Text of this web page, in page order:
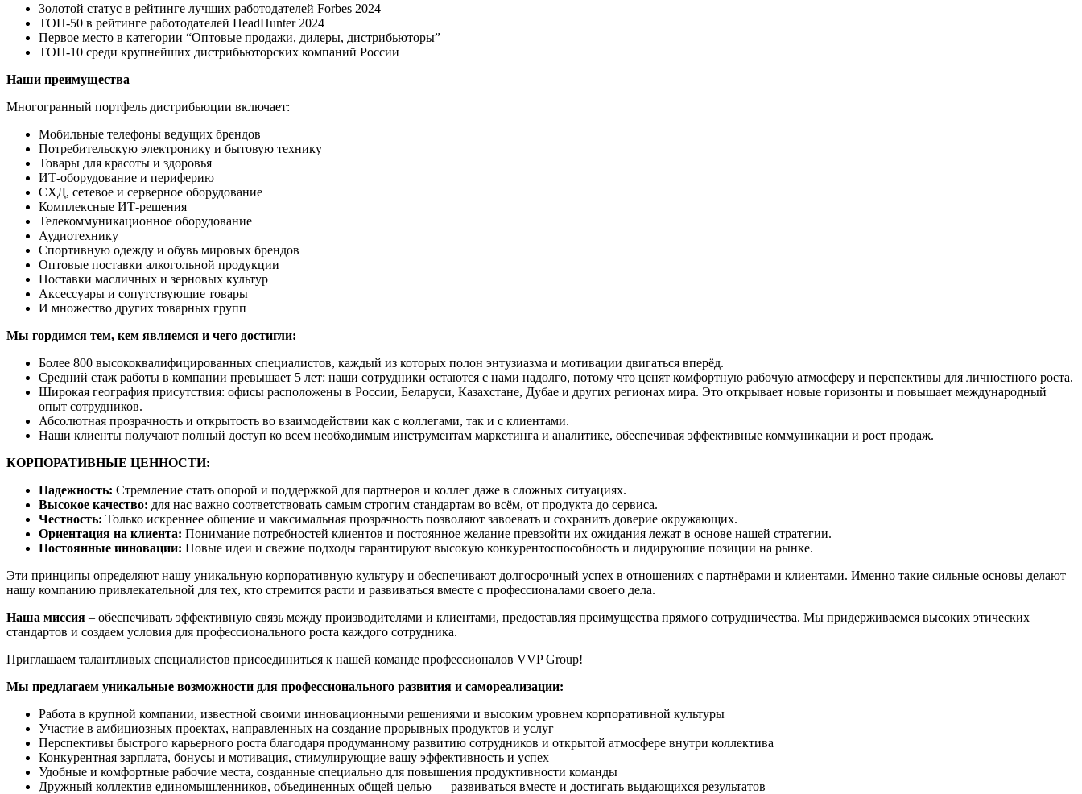
Золотой статус в рейтинге лучших работодателей Forbes 2024
ТОП-50 в рейтинге работодателей HeadHunter 2024
Первое место в категории “Оптовые продажи, дилеры, дистрибьюторы”
ТОП-10 среди крупнейших дистрибьюторских компаний России
Наши преимущества
Многогранный портфель дистрибьюции включает:
Мобильные телефоны ведущих брендов
Потребительскую электронику и бытовую технику
Товары для красоты и здоровья
ИТ-оборудование и периферию
СХД, сетевое и серверное оборудование
Комплексные ИТ-решения
Телекоммуникационное оборудование
Аудиотехнику
Спортивную одежду и обувь мировых брендов
Оптовые поставки алкогольной продукции
Поставки масличных и зерновых культур
Аксессуары и сопутствующие товары
И множество других товарных групп
Мы гордимся тем, кем являемся и чего достигли:
Более 800 высококвалифицированных специалистов, каждый из которых полон энтузиазма и мотивации двигаться вперёд.
Средний стаж работы в компании превышает 5 лет: наши сотрудники остаются с нами надолго, потому что ценят комфортную рабочую атмосферу и перспективы для личностного роста.
Широкая география присутствия: офисы расположены в России, Беларуси, Казахстане, Дубае и других регионах мира. Это открывает новые горизонты и повышает международный
опыт сотрудников.
Абсолютная прозрачность и открытость во взаимодействии как с коллегами, так и с клиентами.
Наши клиенты получают полный доступ ко всем необходимым инструментам маркетинга и аналитике, обеспечивая эффективные коммуникации и рост продаж.
КОРПОРАТИВНЫЕ ЦЕННОСТИ:
Надежность: Стремление стать опорой и поддержкой для партнеров и коллег даже в сложных ситуациях.
Высокое качество: для нас важно соответствовать самым строгим стандартам во всём, от продукта до сервиса.
Честность: Только искреннее общение и максимальная прозрачность позволяют завоевать и сохранить доверие окружающих.
Ориентация на клиента: Понимание потребностей клиентов и постоянное желание превзойти их ожидания лежат в основе нашей стратегии.
Постоянные инновации: Новые идеи и свежие подходы гарантируют высокую конкурентоспособность и лидирующие позиции на рынке.
Эти принципы определяют нашу уникальную корпоративную культуру и обеспечивают долгосрочный успех в отношениях с партнёрами и клиентами. Именно такие сильные основы делают
нашу компанию привлекательной для тех, кто стремится расти и развиваться вместе с профессионалами своего дела.
Наша миссия – обеспечивать эффективную связь между производителями и клиентами, предоставляя преимущества прямого сотрудничества. Мы придерживаемся высоких этических
стандартов и создаем условия для профессионального роста каждого сотрудника.
Приглашаем талантливых специалистов присоединиться к нашей команде профессионалов VVP Group!
Мы предлагаем уникальные возможности для профессионального развития и самореализации:
Работа в крупной компании, известной своими инновационными решениями и высоким уровнем корпоративной культуры
Участие в амбициозных проектах, направленных на создание прорывных продуктов и услуг
Перспективы быстрого карьерного роста благодаря продуманному развитию сотрудников и открытой атмосфере внутри коллектива
Конкурентная зарплата, бонусы и мотивация, стимулирующие вашу эффективность и успех
Удобные и комфортные рабочие места, созданные специально для повышения продуктивности команды
Дружный коллектив единомышленников, объединенных общей целью — развиваться вместе и достигать выдающихся результатов